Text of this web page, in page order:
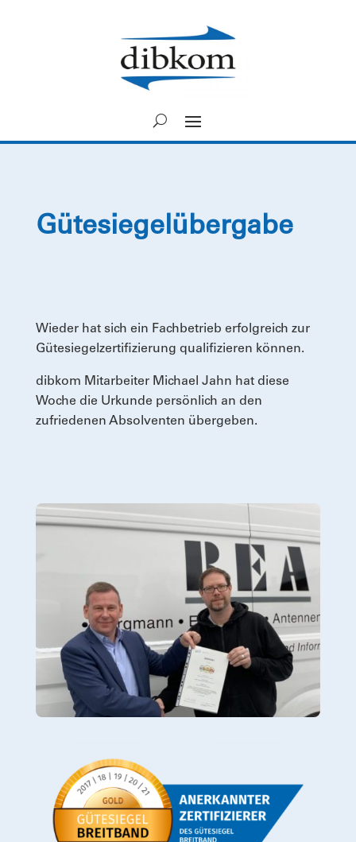
Gütesiegelübergabe
Wieder hat sich ein Fachbetrieb erfolgreich zur
Gütesiegelzertifizierung qualifizieren können.
dibkom Mitarbeiter Michael Jahn hat diese
Woche die Urkunde persönlich an den
zufriedenen Absolventen übergeben.